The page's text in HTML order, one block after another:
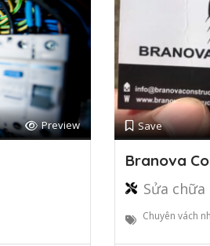
Preview Save
Branova
Sửa chữa
Chuyên vách